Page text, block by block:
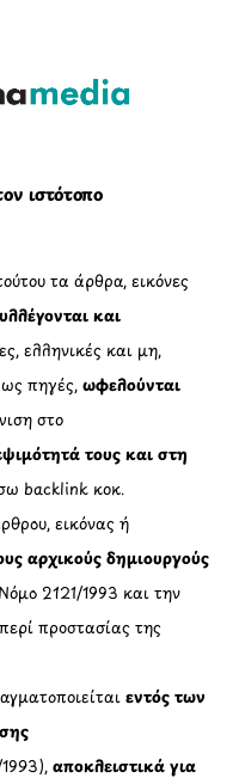
ιστότοπο
τα άρθρα, εικόνες
και
ελληνικές και μη,
ως πηγές,ωφελούνται
στο
τους και στη
backlink κοκ.
εικόνας ή
αρχικούς δημιουργούς
2121/1993 και την
προστασίας της
εντός των
αποκλειστικά για